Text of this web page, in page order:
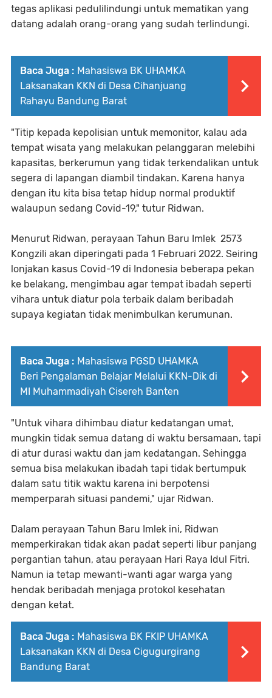
tegas aplikasi pedulilindungi untuk mematikan yang
datang adalah orang-orang yang sudah terlindungi.
Baca Juga : Mahasiswa BK UHAMKA
Laksanakan KKN di Desa Cihanjuang
Rahayu Bandung Barat
"Titip kepada kepolisian untuk memonitor, kalau ada
tempat wisata yang melakukan pelanggaran melebihi
kapasitas, berkerumun yang tidak terkendalikan untuk
segera di lapangan diambil tindakan. Karena hanya
dengan itu kita bisa tetap hidup normal produktif
walaupun sedang Covid-19," tutur Ridwan.
Menurut Ridwan, perayaan Tahun Baru Imlek 2573
Kongzili akan diperingati pada 1 Februari 2022. Seiring
lonjakan kasus Covid-19 di Indonesia beberapa pekan
ke belakang, mengimbau agar tempat ibadah seperti
vihara untuk diatur pola terbaik dalam beribadah
supaya kegiatan tidak menimbulkan kerumunan.
Baca Juga : Mahasiswa PGSD UHAMKA
Beri Pengalaman Belajar Melalui KKN-Dik di
MI Muhammadiyah Cisereh Banten
"Untuk vihara dihimbau diatur kedatangan umat,
mungkin tidak semua datang di waktu bersamaan, tapi
di atur durasi waktu dan jam kedatangan. Sehingga
semua bisa melakukan ibadah tapi tidak bertumpuk
dalam satu titik waktu karena ini berpotensi
memperparah situasi pandemi," ujar Ridwan.
Dalam perayaan Tahun Baru Imlek ini, Ridwan
memperkirakan tidak akan padat seperti libur panjang
pergantian tahun, atau perayaan Hari Raya Idul Fitri.
Namun ia tetap mewanti-wanti agar warga yang
hendak beribadah menjaga protokol kesehatan
dengan ketat.
Baca Juga : Mahasiswa BK FKIP UHAMKA
Laksanakan KKN di Desa Cigugurgirang
Bandung Barat